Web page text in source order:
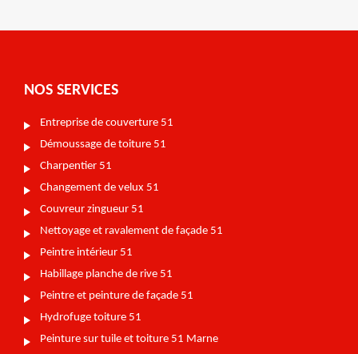
NOS SERVICES
Entreprise de couverture 51
Démoussage de toiture 51
Charpentier 51
Changement de velux 51
Couvreur zingueur 51
Nettoyage et ravalement de façade 51
Peintre intérieur 51
Habillage planche de rive 51
Peintre et peinture de façade 51
Hydrofuge toiture 51
Peinture sur tuile et toiture 51 Marne